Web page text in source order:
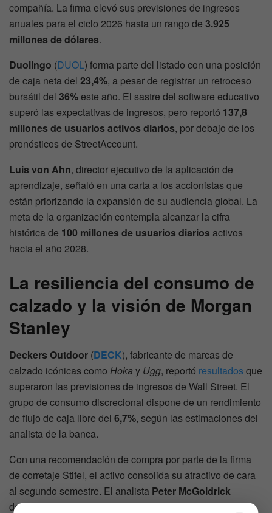
compañía. La firma elevó sus previsiones de ingresos
anuales para el ciclo 2026 hasta un rango de 3.925
millones de dólares.
Duolingo (DUOL) forma parte del listado con una posición
de caja neta del 23,4%, a pesar de registrar un retroceso
bursátil del 36%este año. El sastre del software educativo
superó las expectativas de ingresos, pero reportó 137,8
millones de usuarios activos diarios, por debajo de los
pronósticos de StreetAccount.
Luis von Ahn, director ejecutivo de la aplicación de
aprendizaje, señaló en una carta a los accionistas que
están priorizando la expansión de su audiencia global. La
meta de la organización contempla alcanzar la cifra
histórica de 100 millones de usuarios diarios activos
hacia el año 2028.
La resiliencia del consumo de
calzado y la visión de Morgan
Stanley
Deckers Outdoor (DECK), fabricante de marcas de
calzado icónicas como Hoka y Ugg, reportó resultadosque
superaron las previsiones de ingresos de Wall Street. El
grupo de consumo discrecional dispone de un rendimiento
de flujo de caja libre del 6,7%, según las estimaciones del
analista de la banca.
Con una recomendación de compra por parte de la firma
de corretaje Stifel, el activo consolida su atractivo de cara
al segundo semestre. El analista Peter McGoldrick
destacó que la cartera de marcas de la empresa posee